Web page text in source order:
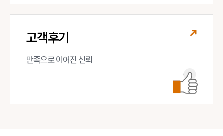
고객후기
만족으로 이어진 신뢰